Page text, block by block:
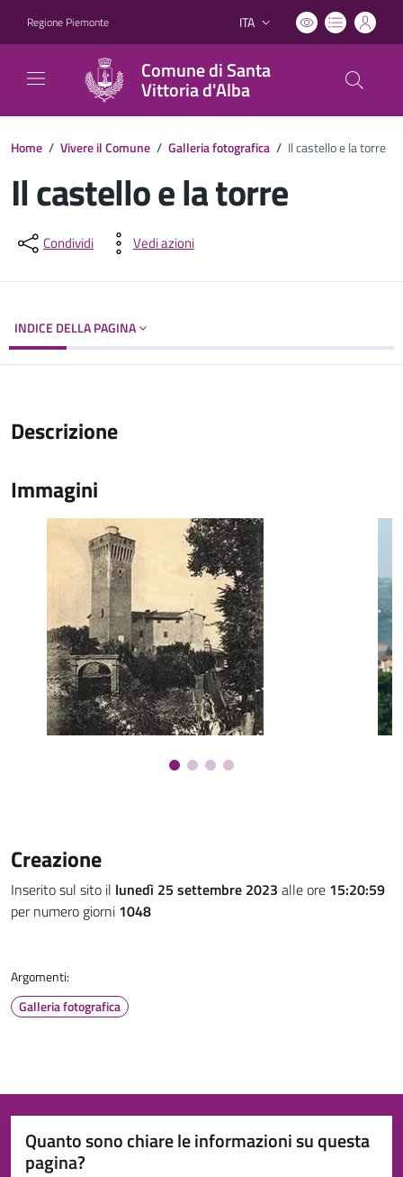
Regione Piemonte Lingua attiva:
ITA
Comune di Santa
Vittoria d'Alba
Home / Vivere il Comune / Galleria fotografica / Il castello e la torre
Il castello e la torre
Dettagli del documento
Condividi Vedi azioni
INDICE DELLA PAGINA
Descrizione
Immagini
Creazione
Inserito sul sito il lunedì 25 settembre 2023 alle ore 15:20:59
per numero giorni 1048
Argomenti:
Galleria fotografica
Quanto sono chiare le informazioni su questa
pagina?